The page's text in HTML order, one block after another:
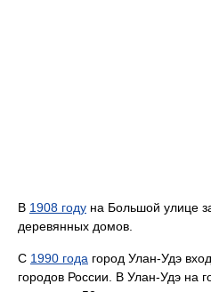
В 1908 году на Большой улице
деревянных домов.
С 1990 года город Улан-Удэ
городов России. В Улан-Удэ на